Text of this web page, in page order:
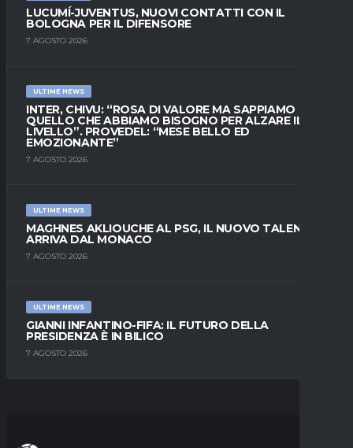
LUCUMÍ-JUVENTUS, NUOVI CONTATTI CON IL
BOLOGNA PER IL DIFENSORE
7 AGOSTO 2026
ULTIME NEWS
INTER, CHIVU: “ROSA DI VALORE MA SAPPIAMO
QUELLO CHE ABBIAMO BISOGNO PER ALZARE IL
LIVELLO”. PROVEDEL: “MESE BELLO ED
EMOZIONANTE”
7 AGOSTO 2026
ULTIME NEWS
MAGHNES AKLIOUCHE AL PSG, IL NUOVO TALENTO
ARRIVA DAL MONACO
7 AGOSTO 2026
ULTIME NEWS
GIANNI INFANTINO-FIFA: IL FUTURO DELLA
PRESIDENZA È IN BILICO
7 AGOSTO 2026